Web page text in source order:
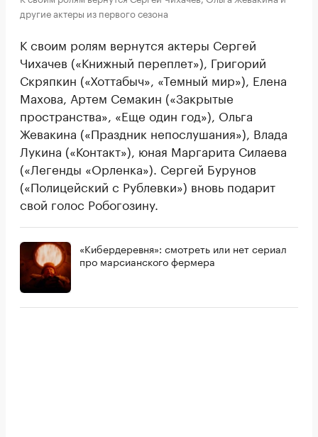
другие актеры из первого сезона
К своим ролям вернутся актеры Сергей
Чихачев («Книжный переплет»), Григорий
Скряпкин («Хоттабыч», «Темный мир»), Елена
Махова, Артем Семакин («Закрытые
пространства», «Еще один год»), Ольга
Жевакина («Праздник непослушания»), Влада
Лукина («Контакт»), юная Маргарита Силаева
(«Легенды «Орленка»). Сергей Бурунов
(«Полицейский с Рублевки») вновь подарит
свой голос Робогозину.
«Кибердеревня»: смотреть или нет сериал
про марсианского фермера